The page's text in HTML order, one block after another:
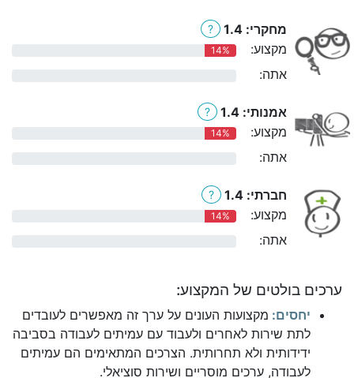
מחקרי: 1.4 ?
מקצוע: 14%
אתה:
אמנותי: 1.4 ?
מקצוע: 14%
אתה:
חברתי: 1.4 ?
מקצוע: 14%
אתה:
ערכים בולטים של המקצוע:
יחסים: מקצועות העונים על ערך זה מאפשרים לעובדים
לתת שירות לאחרים ולעבוד עם עמיתים לעבודה בסביבה
ידידותית ולא תחרותית. הצרכים המתאימים הם עמיתים
לעבודה, ערכים מוסריים ושירות סוציאלי.